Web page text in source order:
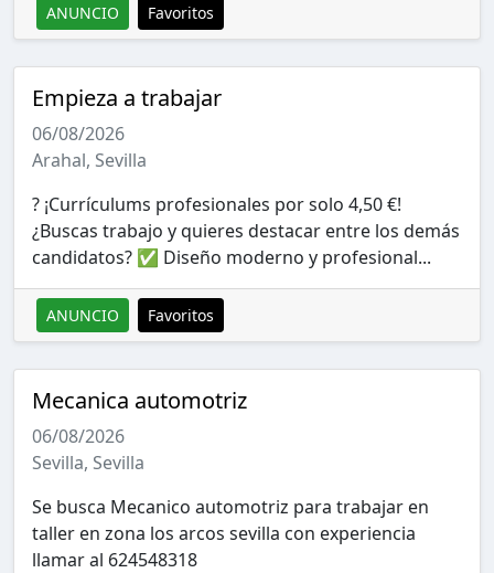
ANUNCIO Favoritos
Empieza a trabajar
06/08/2026
Arahal, Sevilla
? ¡Currículums profesionales por solo 4,50 €!
¿Buscas trabajo y quieres destacar entre los demás
candidatos? ✅ Diseño moderno y profesional...
ANUNCIO Favoritos
Mecanica automotriz
06/08/2026
Sevilla, Sevilla
Se busca Mecanico automotriz para trabajar en
taller en zona los arcos sevilla con experiencia
llamar al 624548318